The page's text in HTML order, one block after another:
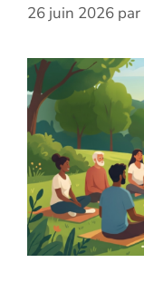
26 juin 2026 par